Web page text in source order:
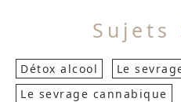
Sujets
Détox alcool
Le
Le sevrage cannabique